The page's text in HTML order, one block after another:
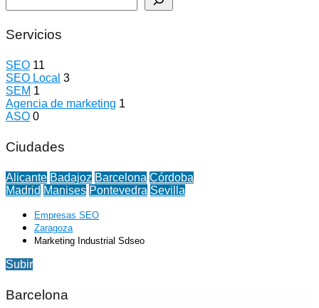
Servicios
SEO 11
SEO Local 3
SEM 1
Agencia de marketing 1
ASO 0
Ciudades
Alicante Badajoz Barcelona Córdoba
Madrid Manises Pontevedra Sevilla
Empresas SEO
Zaragoza
Marketing Industrial Sdseo
Subir
Barcelona